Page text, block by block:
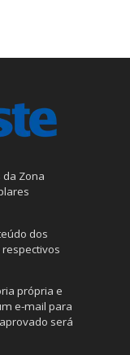
Zona
dos
própria e
e-mail para
será